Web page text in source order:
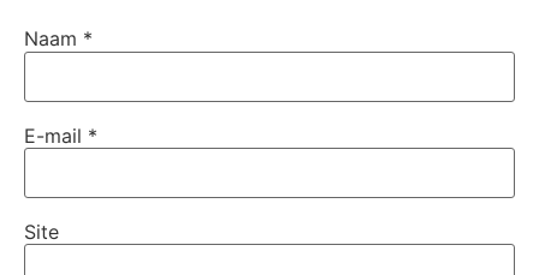
Naam *
E-mail *
Site